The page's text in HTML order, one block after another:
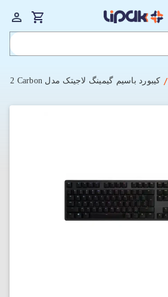
کیبورد باسیم گیمینگ لاجیتک مدل G512 Carbon